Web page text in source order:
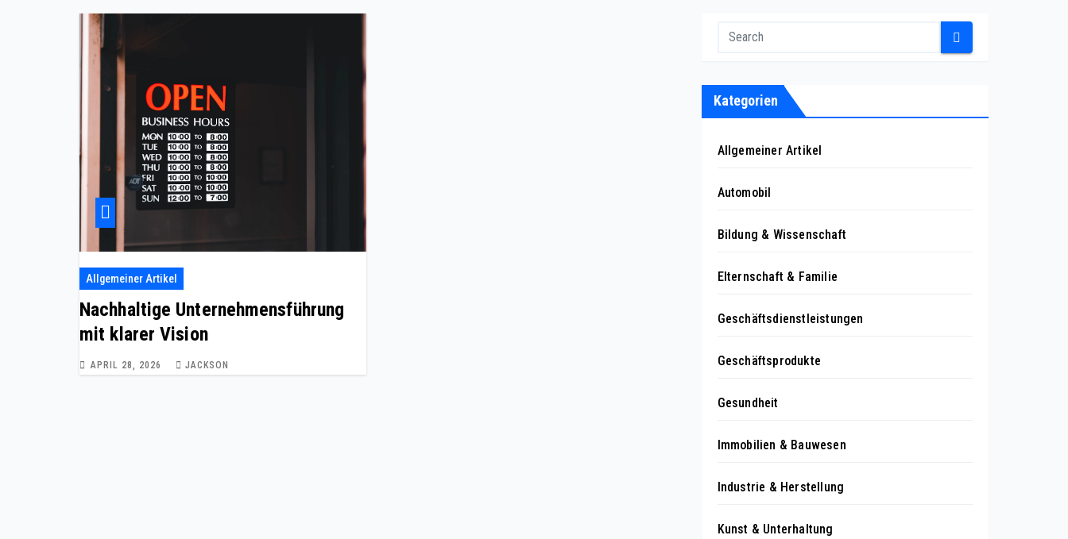
Allgemeiner Artikel
Nachhaltige Unternehmensführung
mit klarer Vision
APRIL 28, 2026 JACKSON
Kategorien
Allgemeiner Artikel
Automobil
Bildung & Wissenschaft
Elternschaft & Familie
Geschäftsdienstleistungen
Geschäftsprodukte
Gesundheit
Immobilien & Bauwesen
Industrie & Herstellung
Kunst & Unterhaltung